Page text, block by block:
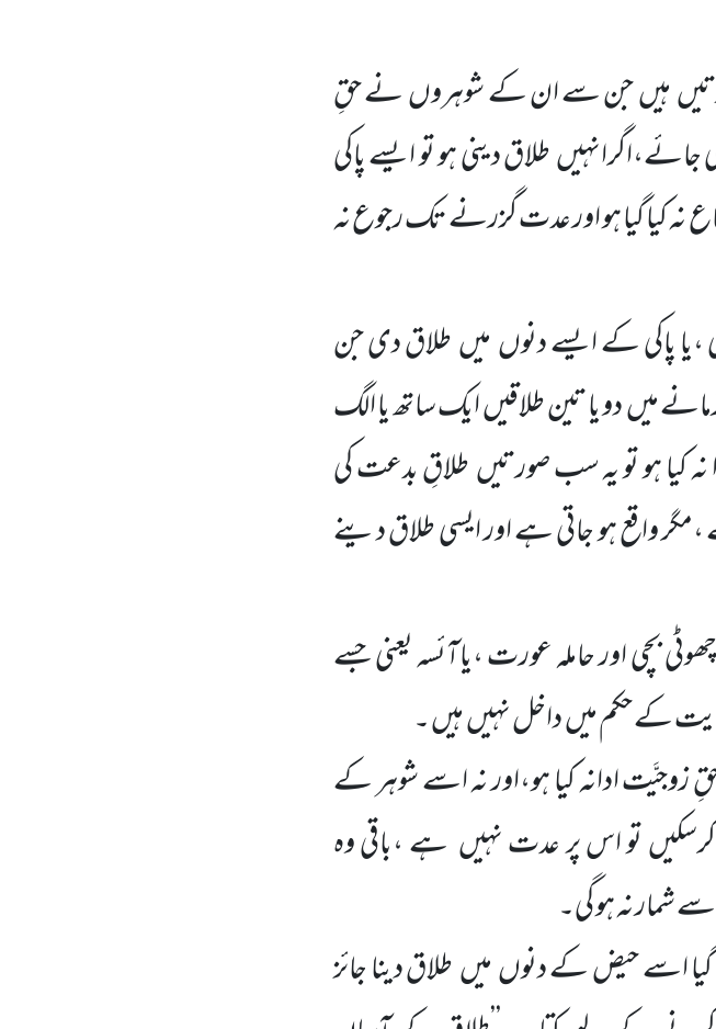
ہیںجن سے ان کے شوہروںنے حقِ
جائے،اگرانہیںطلاق دینی ہو تو ایسے پاکی
کیا گیا ہو اور عدت گزرنے تک رجوع نہ
پاکی کے ایسے دنوںمیںطلاق دی جن
میںدو یا تین طلاقیںایک ساتھ یا الگ
کیا ہو تو یہ سب صورتیںطلاقِ بدعت کی
واقع ہو جاتی ہے اور ایسی طلاق دینے
بچی اور حاملہ عورت ،یاآئسہ یعنی جسے
کے حکم میںداخل نہیںہیں ۔
ادانہ کیا ہو،اور نہ اسے شوہر کے
تو اس پر عدت نہیں ہے ،باقی وہ
شمار نہ ہو گی۔
گیا اسے حیض کے دنوںمیںطلاق دینا جائز